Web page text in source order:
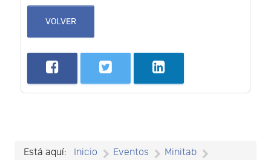
VOLVER
Está aquí: Inicio Eventos
Minitab